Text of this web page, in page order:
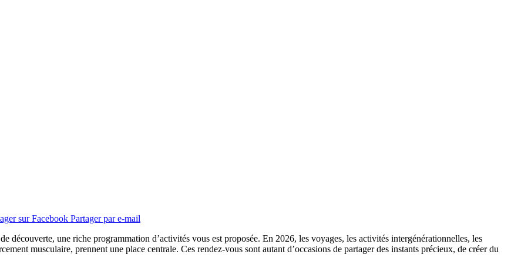
sur Facebook Partager par e-mail
découverte, une riche programmation d’activités vous est proposée. En 2026, les voyages, les activités intergénérationnelles, les
musculaire, prennent une place centrale. Ces rendez-vous sont autant d’occasions de partager des instants précieux, de créer du